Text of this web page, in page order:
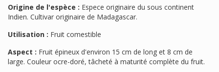
Origine de l'espèce : Espece originaire du sous continent
Indien. Cultivar originaire de Madagascar.
Utilisation : Fruit comestible
Aspect : Fruit épineux d'environ 15 cm de long et 8 cm de
large. Couleur ocre-doré, tâcheté à maturité complète du fruit.